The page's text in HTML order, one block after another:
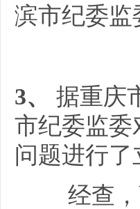
滨市纪委监
3、 据重庆
市纪委监委
问题进行了
经查，曹